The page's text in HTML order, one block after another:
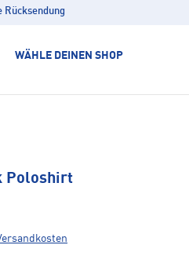
Rücksendung
WÄHLE DEINEN SHOP
Poloshirt